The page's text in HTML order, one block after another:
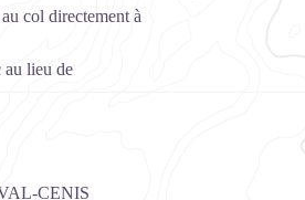
col directement à
au lieu de
CENIS